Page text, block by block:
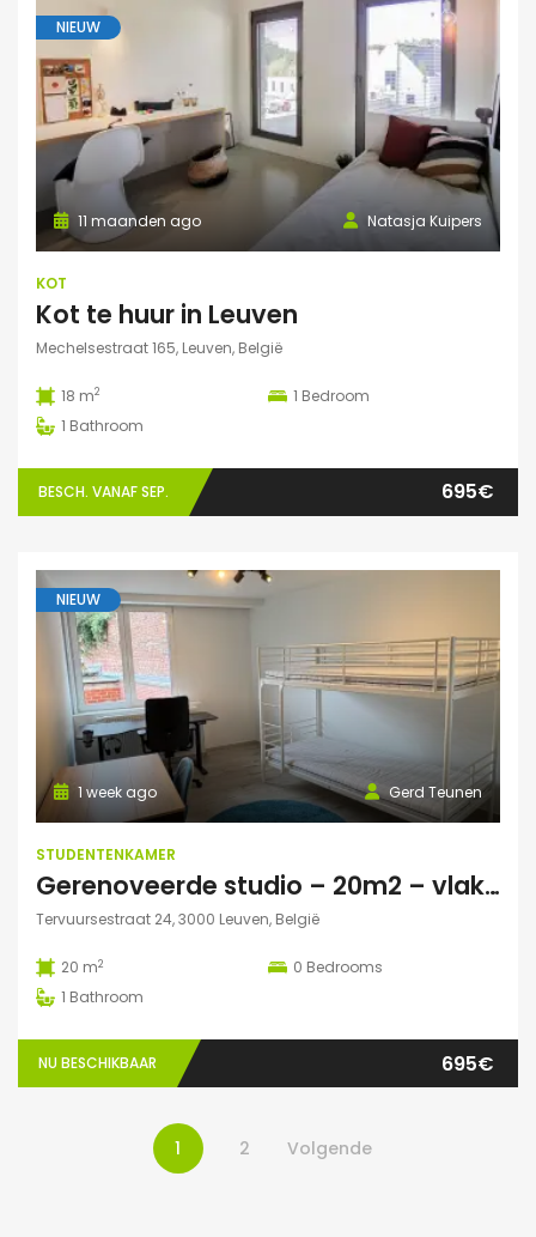
NIEUW
Natasja Kuipers
11 maanden ago
KOT
Kot te huur in Leuven
Mechelsestraat 165, Leuven, België
18 m2 1 Bedroom
1 Bathroom
BESCH. VANAF SEP. 695€
NIEUW
Gerd Teunen
1 week ago
STUDENTENKAMER
Gerenoveerde studio – 20m2 – vlakbij campus Gasthuisberg
Tervuursestraat 24, 3000 Leuven, België
20 m2 0 Bedrooms
1 Bathroom
NU BESCHIKBAAR 695€
1 2 Volgende